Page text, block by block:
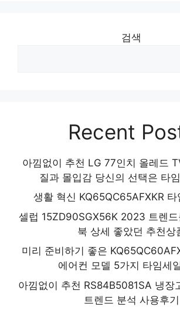
제품 2024
검색
Recent
아낌없이 추천 LG 77인치 올레드
질과 몰입감 당신의 선택은 타
생활 혁신 KQ65QC65AFXKR 타
셀럽 15ZD90SGX56K 2023 트렌드
북 상세 좋았던 추천상
미리 준비하기 좋은
에어컨 모델 5가지 타임세
아낌없이 추천 RS84B5081SA 냉장
트렌드 분석 사용후기